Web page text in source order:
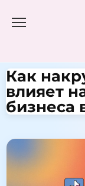
Как
влияет
бизнеса